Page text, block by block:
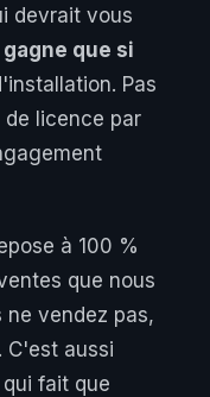
devrait vous
que si
Pas
de licence par
à 100 %
que nous
ne vendez pas,
C'est aussi
fait que